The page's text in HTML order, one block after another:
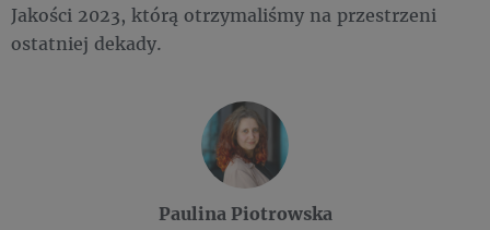
Jakości 2023, którą otrzymaliśmy na przestrzeni
ostatniej dekady.
Paulina Piotrowska